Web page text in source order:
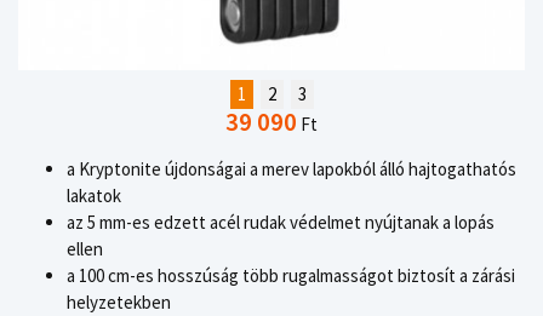
1 2 3
39 090 Ft
a Kryptonite újdonságai a merev lapokból álló hajtogathatós
lakatok
az 5 mm-es edzett acél rudak védelmet nyújtanak a lopás
ellen
a 100 cm-es hosszúság több rugalmasságot biztosít a zárási
helyzetekben